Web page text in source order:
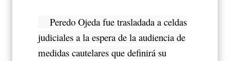
Peredo Ojeda fue trasladada a celdas
judiciales a la espera de la audiencia de
medidas cautelares que definirá su